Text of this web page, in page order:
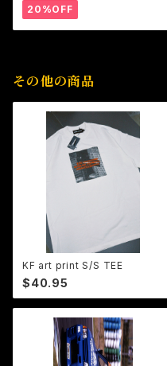
20%OFF
その他の商品
KF art print S/S TEE
$40.95